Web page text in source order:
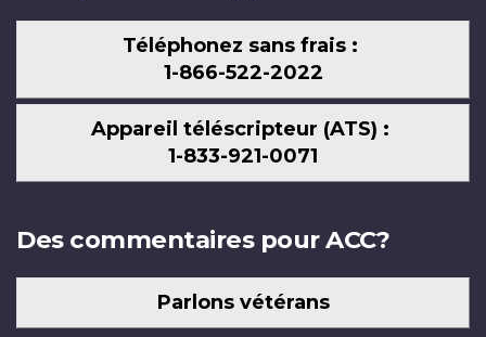
Téléphonez sans frais :
1-866-522-2022
Appareil téléscripteur (ATS) :
1-833-921-0071
Des commentaires pour ACC?
Parlons vétérans